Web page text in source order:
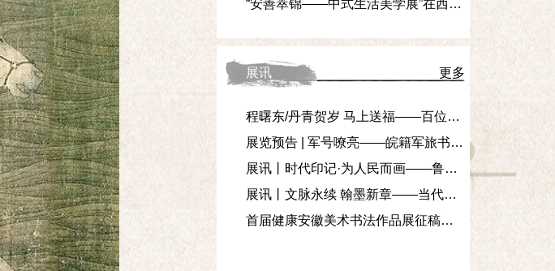
“安善萃锦——中式生活美学展”在西班牙开幕
展讯 更多
程曙东/丹青贺岁 马上送福——百位中国画名家丙午新春大拜年贺岁特展
展览预告 | 军号嘹亮——皖籍军旅书法家作品邀请展
展讯丨时代印记·为人民而画——鲁艺连环画文献研究展
展讯丨文脉永续 翰墨新章——当代中国画名家作品邀请展
首届健康安徽美术书法作品展征稿启事